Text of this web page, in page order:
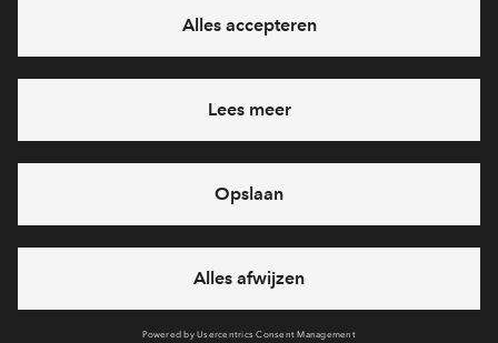
Ja, ik wil mij aanmelden
Heb je een vraag en wil je direct antwoord? Bel ons op
feestdagen)
via chat en telefoon